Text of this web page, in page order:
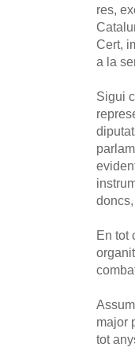
res,
Cert,
a la
Sigui
En tot
major
tot